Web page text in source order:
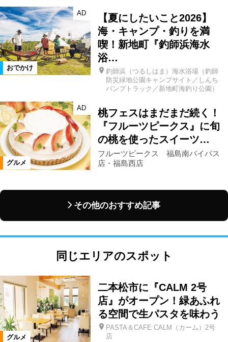
おでかけ
AD
【夏にしたいこと2026】
海・キャンプ・釣りを満
喫！新地町『釣師浜海水
浴…
釣師浜（つるしはま）海水浴場（釣師
防災緑地公園キャンプサイト／しんち
パンプトラック／新地町海釣り公園）
グルメ
AD
桃フェスはまだまだ続く！
『フルーツピークス』に旬
の桃を使ったスイーツ…
フルーツピークス 福島南バイパス
店・福島西店
その他のおすすめ記事
同じエリアのスポット
グルメ
二本松市に『CALM 2号
店』がオープン！緑あふれ
る空間で生パスタを味わう
PASTA＆CAFE CALM（カーム）2号
店